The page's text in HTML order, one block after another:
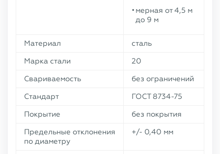
мерная от 4,5 м
до 9 м
Материал
сталь
Марка стали
20
Свариваемость
без ограничений
Стандарт
ГОСТ 8734-75
Покрытие
без покрытия
Предельные отклонения
по диаметру
+/- 0,40 мм